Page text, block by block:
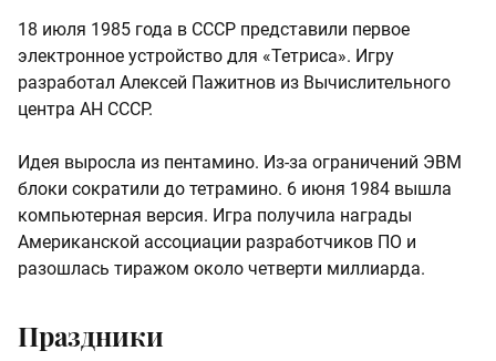
18 июля 1985 года в СССР представили первое
электронное устройство для «Тетриса». Игру
разработал Алексей Пажитнов из Вычислительного
центра АН СССР.
Идея выросла из пентамино. Из-за ограничений ЭВМ
блоки сократили до тетрамино. 6 июня 1984 вышла
компьютерная версия. Игра получила награды
Американской ассоциации разработчиков ПО и
разошлась тиражом около четверти миллиарда.
Праздники